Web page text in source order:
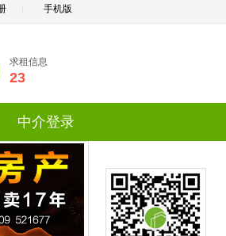
手机版
求租信息
23
中介登录